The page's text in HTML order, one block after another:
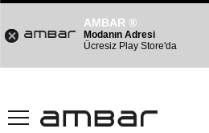
AMBAR ®
Modanın Adresi
Ücresiz Play Store'da